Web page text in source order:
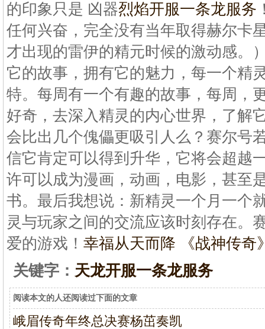
的印象只是 凶器烈焰开服一条龙服务
任何兴奋，完全没有当年取得赫尔卡
才出现的雷伊的精元时候的激动感。
它的故事，拥有它的魅力，每一个精
特。每周有一个有趣的故事，每周，
好奇，去深入精灵的内心世界，了解
会比出几个傀儡更吸引人么？赛尔号
信它肯定可以得到升华，它将会超越
许可以成为漫画，动画，电影，甚至
书。最后我想说：新精灵一个月一个
灵与玩家之间的交流应该时刻存在。
爱的游戏！ 幸福从天而降 《战神传奇
关键字： 天龙开服一条龙服务
阅读本文的人还阅读过下面的文章
峨眉传奇年终总决赛杨茁奏凯